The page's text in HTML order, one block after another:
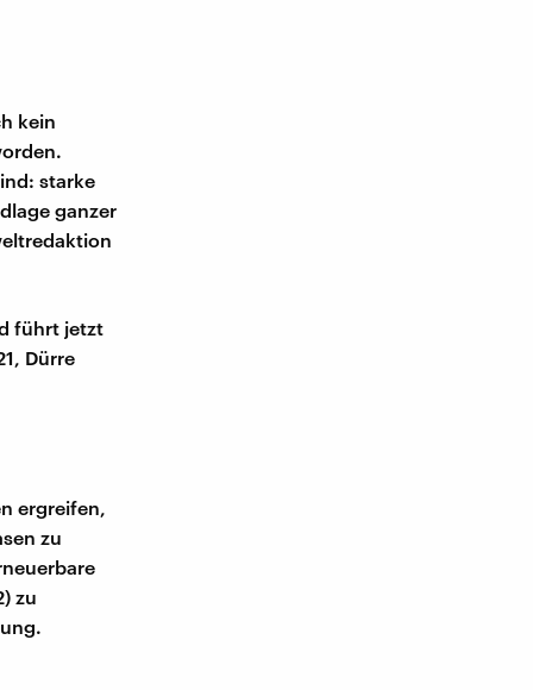
kein
starke
ganzer
führt jetzt
Dürre
ergreifen,
zu
zu